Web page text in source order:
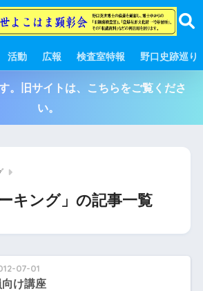
活動 広報 検査室特報 野口史跡巡り
。旧サイトは、こちらをご覧くださ
い。
キング」の記事一覧
07-01
け講座